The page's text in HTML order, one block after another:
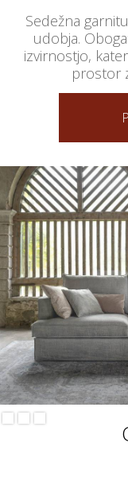
Sedežna
udobja.
izvirnostjo,
prostor